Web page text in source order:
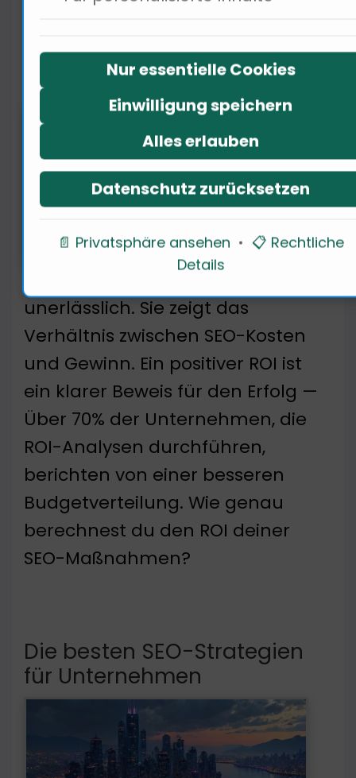
ROI-Berechnung für SEO-
Maßnahmen
unerlässlich. Sie zeigt das
Verhältnis zwischen SEO-Kosten
und Gewinn. Ein positiver ROI ist
ein klarer Beweis für den Erfolg —
Über 70% der Unternehmen, die
ROI-Analysen durchführen,
berichten von einer besseren
Budgetverteilung. Wie genau
berechnest du den ROI deiner
SEO-Maßnahmen?
Die besten SEO-Strategien
für Unternehmen
Nur essentielle Cookies
Einwilligung speichern
Alles erlauben
Datenschutz zurücksetzen
📄 Privatsphäre ansehen • 📋 Rechtliche
Details